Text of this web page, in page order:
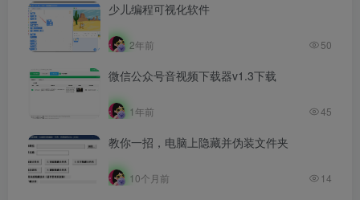
少儿编程可视化软件
2年前 50
微信公众号音视频下载器v1.3下载
1年前 45
教你一招，电脑上隐藏并伪装文件夹
10个月前 14